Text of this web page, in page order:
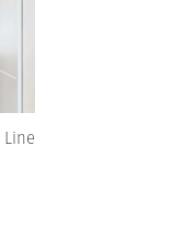
Line